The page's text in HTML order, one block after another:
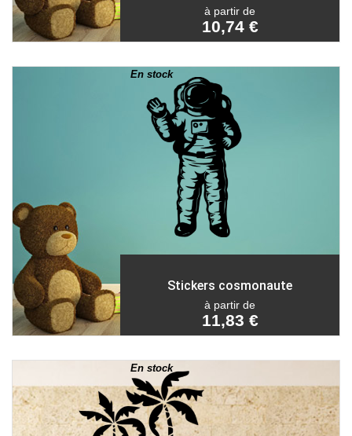
à partir de
10,74 €
En stock
Stickers cosmonaute
à partir de
11,83 €
En stock